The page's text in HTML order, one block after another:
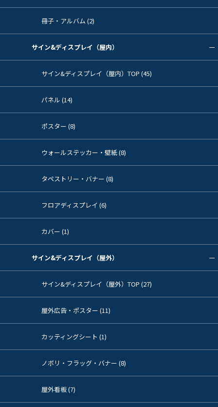
冊子・アルバム (2)
サイン&ディスプレイ（屋内）
サイン&ディスプレイ（屋内）TOP (45)
パネル (14)
ポスター (8)
ウォールステッカー・壁紙 (8)
タペストリー・バナー (8)
フロアディスプレイ (6)
カバー (1)
サイン&ディスプレイ（屋外）
サイン&ディスプレイ（屋外）TOP (27)
屋外広告・ポスター (11)
カッティングシート (1)
ノボリ・フラッグ・バナー (8)
屋外看板 (7)